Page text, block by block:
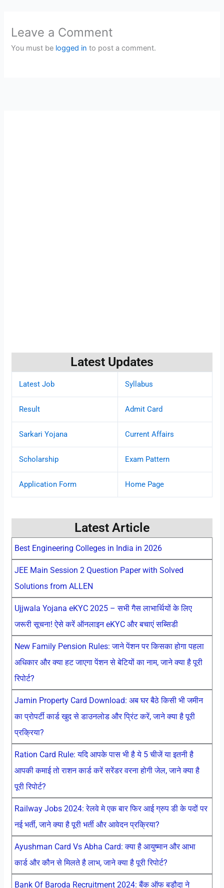
Leave a Comment
You must be logged in to post a comment.
Latest Updates
Latest Job Syllabus
Result Admit Card
Sarkari Yojana Current Affairs
Scholarship Exam Pattern
Application Form Home Page
Latest Article
Best Engineering Colleges in India in 2026
JEE Main Session 2 Question Paper with Solved
Solutions from ALLEN
Ujjwala Yojana eKYC 2025 – सभी गैस लाभार्थियों के लिए
जरूरी सूचना! ऐसे करें ऑनलाइन eKYC और बचाएं सब्सिडी
New Family Pension Rules: जाने पेंशन पर किसका होगा पहला
अधिकार और क्या हट जाएगा पेंशन से बेटियों का नाम, जाने क्या है पूरी
रिपोर्ट?
Jamin Property Card Download: अब घर बैठे किसी भी जमीन
का प्रोपर्टी कार्ड खुद से डाउनलोड और प्रिंट करें, जाने क्या है पूरी
प्रक्रिया?
Ration Card Rule: यदि आपके पास भी है ये 5 चीजें या इतनी है
आपकी कमाई तो राशन कार्ड करें सरेंडर वरना होगी जेल, जाने क्या है
पूरी रिपोर्ट?
Railway Jobs 2024: रेलवे मे एक बार फिर आई ग्रुप डी के पदों पर
नई भर्ती, जाने क्या है पूरी भर्ती और आवेदन प्रक्रिया?
Ayushman Card Vs Abha Card: क्या है आयुष्मान और आभा
कार्ड और कौन से मिलते है लाभ, जाने क्या है पूरी रिपोर्ट?
Bank Of Baroda Recruitment 2024: बैंक ऑफ बड़ौदा ने